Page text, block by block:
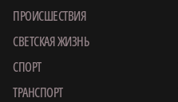
ПРОИСШЕСТВИЯ
СВЕТСКАЯ ЖИЗНЬ
СПОРТ
ТРАНСПОРТ